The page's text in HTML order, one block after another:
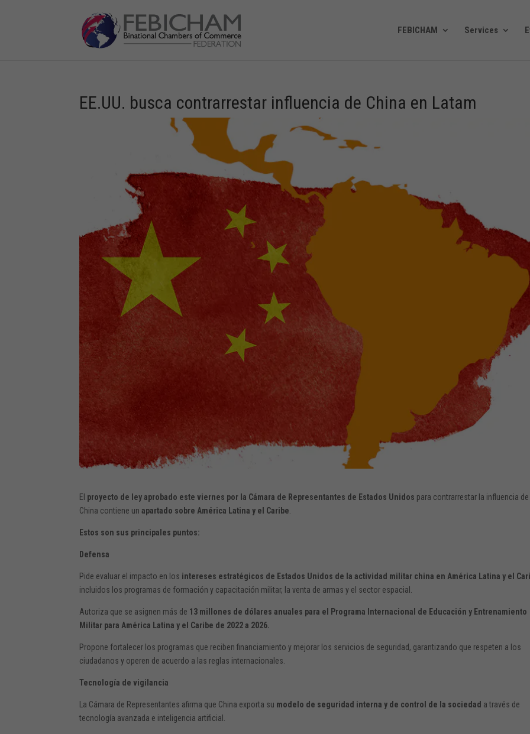
FEBICHAM Services
EE.UU. busca contrarrestar influencia de China en Latam
El proyecto de ley aprobado este viernes por la Cámara de Representantes de Estados Unidos para contrarrestar la influencia de
China contiene unapartado sobre América Latina y el Caribe
Estos son sus principales puntos:
Defensa
Pide evaluar el impacto en los intereses estratégicos de Estados Unidos de la actividad militar china en América Latina y el
incluidos los programas de formación y capacitación militar, la venta de armas y el sector espacial.
Autoriza que se asignen más de 13 millones de dólares anuales para el Programa Internacional de Educación y Entrenamiento
Militar para América Latina y el Caribe de 2022 a 2026.
Propone fortalecer los programas que reciben financiamiento y mejorar los servicios de seguridad, garantizando que respeten a los
ciudadanos y operen de acuerdo a las reglas internacionales.
Tecnología de vigilancia
La Cámara de Representantes afirma que China exporta su modelo de seguridad interna y de control de la sociedad a través de
tecnología avanzada e inteligencia artificial.